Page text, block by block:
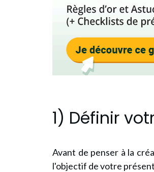
1) Définir
Avant de penser à la
l'objectif de votre